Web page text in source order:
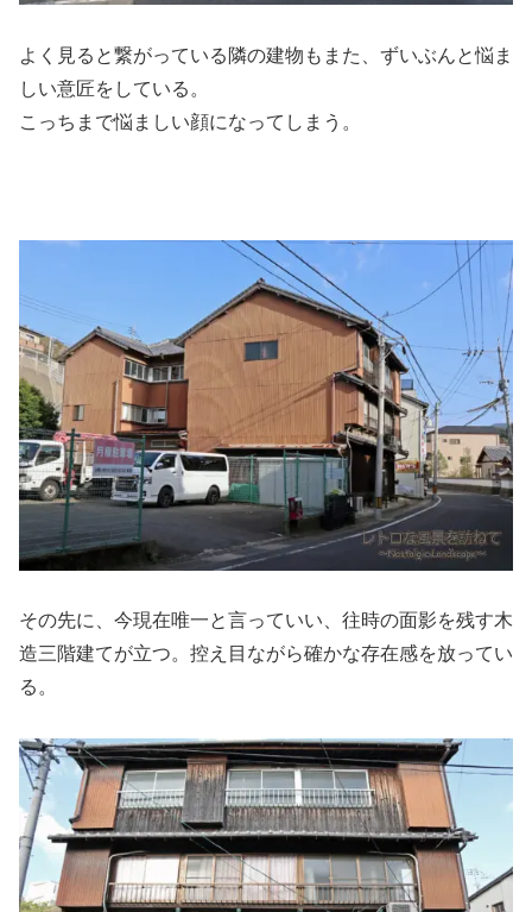
よく見ると繋がっている隣の建物もまた、ずいぶんと悩ま
しい意匠をしている。
こっちまで悩ましい顔になってしまう。
その先に、今現在唯一と言っていい、往時の面影を残す木
造三階建てが立つ。控え目ながら確かな存在感を放ってい
る。